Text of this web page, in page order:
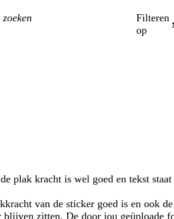
Filteren
op
plak kracht is wel goed en tekst
van de sticker goed is en ook
zitten. De door jou geüploade